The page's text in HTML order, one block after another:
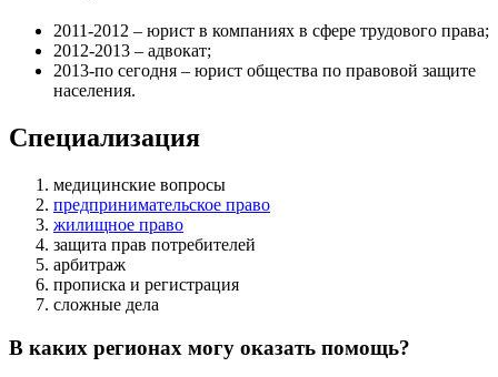
2011-2012 – юрист в компаниях в сфере трудового права;
2012-2013 – адвокат;
2013-по сегодня – юрист общества по правовой защите
населения.
Специализация
медицинские вопросы
предпринимательское право
жилищное право
защита прав потребителей
арбитраж
прописка и регистрация
сложные дела
В каких регионах могу оказать помощь?